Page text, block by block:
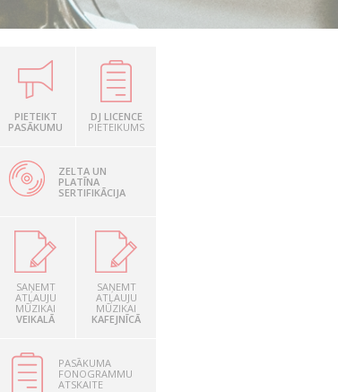
PIETEIKT
PASĀKUMU
DJ LICENCE
PIETEIKUMS
ZELTA UN
PLATĪNA
SERTIFIKĀCIJA
SAŅEMT
ATĻAUJU
MŪZIKAI
VEIKALĀ
SAŅEMT
ATĻAUJU
MŪZIKAI
KAFEJNĪCĀ
PASĀKUMA
FONOGRAMMU
ATSKAITE